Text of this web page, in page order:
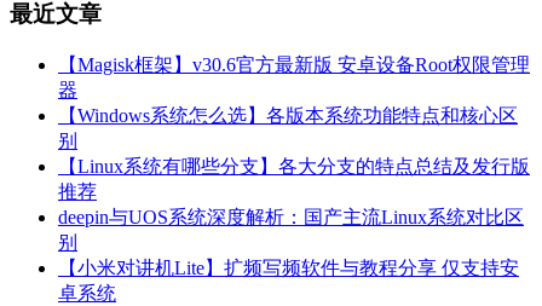
最近文章
【Magisk框架】v30.6官方最新版 安卓设备Root权限管理
器
【Windows系统怎么选】各版本系统功能特点和核心区
别
【Linux系统有哪些分支】各大分支的特点总结及发行版
推荐
deepin与UOS系统深度解析：国产主流Linux系统对比区
别
【小米对讲机Lite】扩频写频软件与教程分享 仅支持安
卓系统